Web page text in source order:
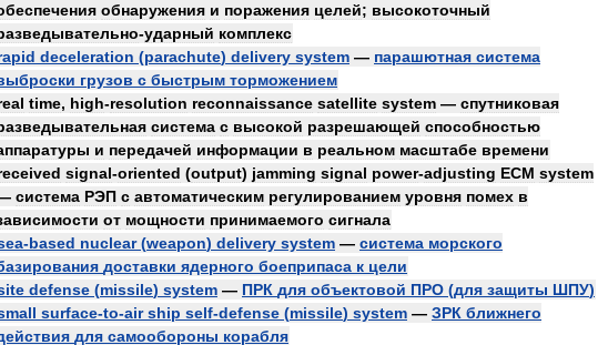
обнаружения и поражения целей; высокоточный
-ударный комплекс
deceleration (parachute) delivery system — парашютная система
грузов с быстрым торможением
time, high-resolution reconnaissance satellite system — спутниковая
система с высокой разрешающей способностью
и передачей информации в реальном масштабе времени
signal-oriented (output) jamming signal power-adjusting ECM system
система РЭП с автоматическим регулированием уровня помех в
от мощности принимаемого сигнала
-based nuclear(weapon) delivery system — система морского
доставки ядерного боеприпаса к цели
defense (missile) system — ПРК для объектовой ПРО (для защиты ШПУ)
surface-to-air ship self-defense (missile) system — ЗРК ближнего
для самообороны корабля